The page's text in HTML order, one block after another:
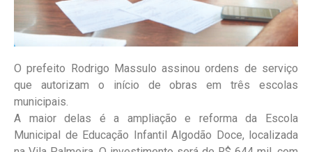
O prefeito Rodrigo Massulo assinou ordens de serviço
que autorizam o início de obras em três escolas
municipais.
A maior delas é a ampliação e reforma da Escola
Municipal de Educação Infantil Algodão Doce, localizada